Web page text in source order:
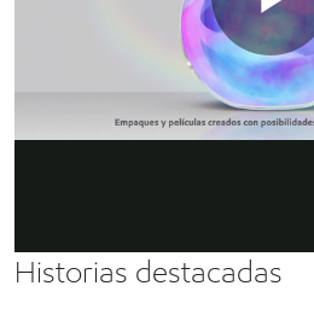
Simplicidad sin
Presentamos el polietileno de alto
nueva plataforma de resina de
simple.
Historias destacadas